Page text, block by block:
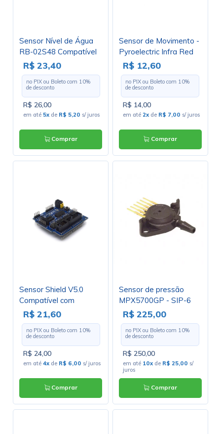
Sensor Nível de Água
RB-02S48 Compatível
com Arduino - GC-13
R$ 23,40
no PIX ou Boleto com 10%
de desconto
R$ 26,00
em até 5x de R$ 5,20 s/ juros
Comprar
Sensor de Movimento -
Pyroelectric Infra Red
Sensor - PIR DB203B
Compatível com
Arduino - GC-57
R$ 12,60
no PIX ou Boleto com 10%
de desconto
R$ 14,00
em até 2x de R$ 7,00 s/ juros
Comprar
Sensor Shield V5.0
Compatível com
Arduino - 010-0089 -
GC-172
R$ 21,60
no PIX ou Boleto com 10%
de desconto
R$ 24,00
em até4x de R$ 6,00 s/ juros
Comprar
Sensor de pressão
MPX5700GP - SIP-6
R$ 225,00
no PIX ou Boleto com 10%
de desconto
R$ 250,00
em até 10x de R$ 25,00 s/
juros
Comprar